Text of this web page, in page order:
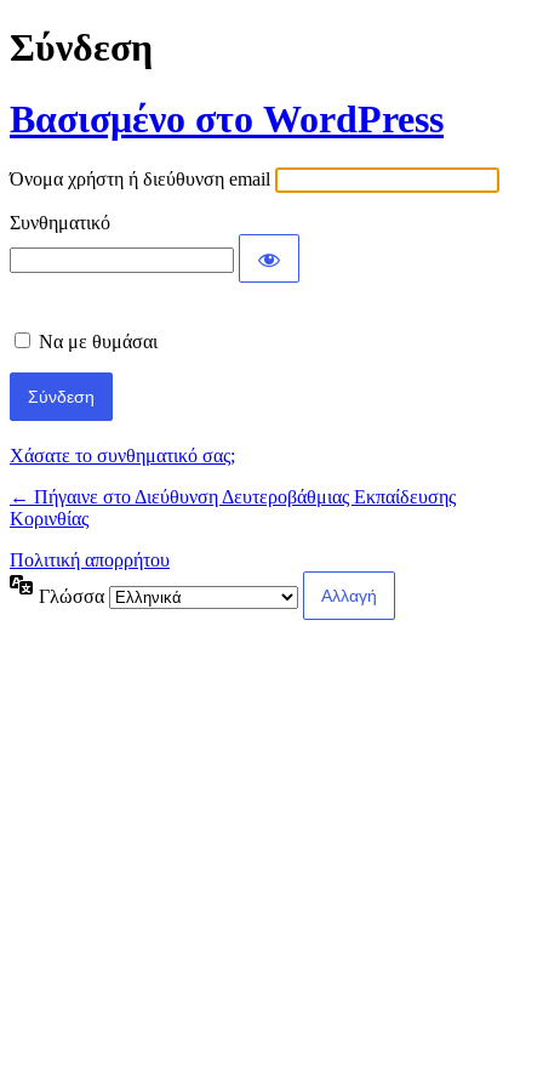
Σύνδεση
Βασισμένο στο WordPress
Όνομα χρήστη ή διεύθυνση email
Συνθηματικό
Να με θυμάσαι
Χάσατε το συνθηματικό σας;
← Πήγαινε στο Διεύθυνση Δευτεροβάθμιας Εκπαίδευσης
Κορινθίας
Πολιτική απορρήτου
Γλώσσα